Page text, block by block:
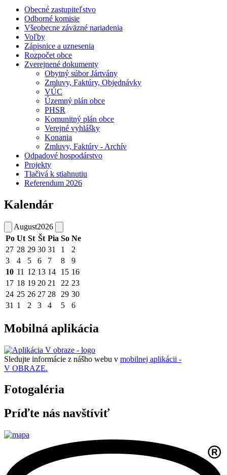
Obecné zastupiteľstvo
Odborné komisie
Všeobecne záväzné nariadenia
Voľby
Zápisnice a uznesenia
Rozpočet obce
Zverejnené dokumenty
Obytný súbor Jártvány
Zmluvy, Faktúry, Objednávky
VÚC
Územný plán obce
PHSR
Komunitný plán obce
Verejné vyhlášky
Konania
Zmluvy, Faktúry - Archív
Odpadové hospodárstvo
Projekty
Tlačivá k stiahnutiu
Referendum 2026
Kalendár
August2026
Po Ut St Št Pia So Ne
27 28 29 30 31 1
2
3
4 5 6 7 8
9
10 11 12 13 14 15 16
17 18 19 20 21 22 23
24 25 26 27 28 29 30
31 1 2 3 4 5 6
Mobilná aplikácia
Sledujte informácie z nášho webu v mobilnej aplikácii -
V OBRAZE.
Fotogaléria
Príďte nás navštíviť